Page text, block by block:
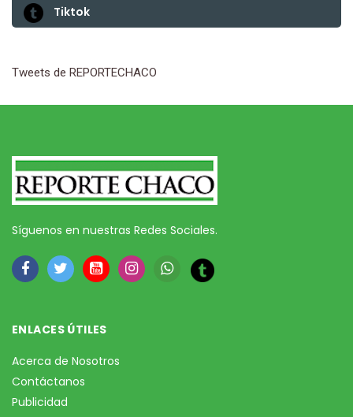
Tiktok
Tweets de REPORTECHACO
Síguenos en nuestras Redes Sociales.
ENLACES ÚTILES
Acerca de Nosotros
Contáctanos
Publicidad